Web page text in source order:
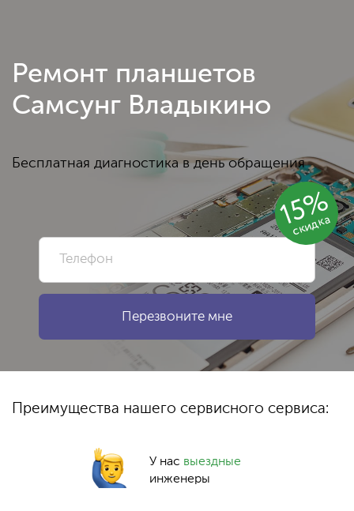
15%
скидка
Ремонт планшетов
Самсунг Владыкино
Бесплатная диагностика в день обращения
Преимущества нашего сервисного сервиса:
У нас выездные
инженеры